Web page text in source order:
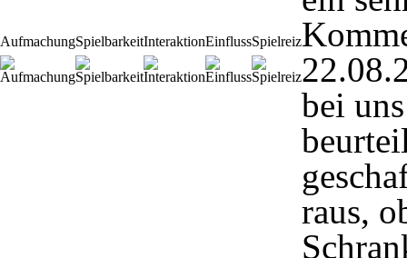
AufmachungSpielbarkeitInteraktionEinflussSpielreiz
bei
raus,